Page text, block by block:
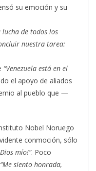
su emoción y su
lucha de todos los
nuestra tarea:
“Venezuela está en el
el apoyo de aliados
al pueblo que —
Nobel Noruego
conmoción, sólo
Dios mío!”. Poco
“Me siento honrada,